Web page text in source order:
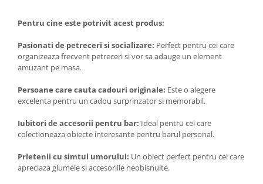
Pentru cine este potrivit acest produs:
Pasionati de petreceri si socializare: Perfect pentru cei care
organizeaza frecvent petreceri si vor sa adauge un element
amuzant pe masa.
Persoane care cauta cadouri originale: Este o alegere
excelenta pentru un cadou surprinzator si memorabil.
Iubitori de accesorii pentru bar: Ideal pentru cei care
colectioneaza obiecte interesante pentru barul personal.
Prietenii cu simtul umorului: Un obiect perfect pentru cei care
apreciaza glumele si accesoriile neobisnuite.